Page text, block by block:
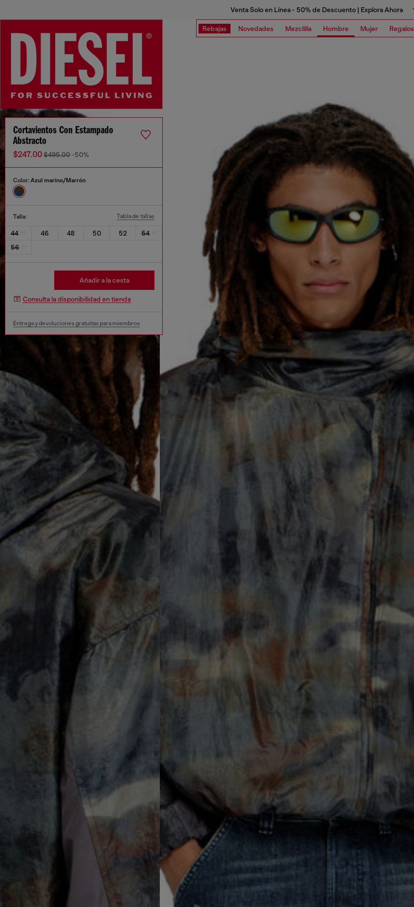
Venta Solo en Línea - 50% de Descuento | Explora Ahora
Rebajas Novedades Mezclilla Hombre Mujer Regalos
Cortavientos Con Estampado
Abstracto
$247.00$495.00 -50%
Color: Azul marino/Marrón
Talla: Tabla de tallas
44 46 48 50 52
54
56
Añadir a la cesta
Consulta la disponibilidad en tienda
Entrega y devoluciones gratuitas para miembros